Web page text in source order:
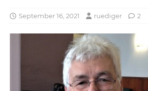
September 16, 2021 ruediger 2